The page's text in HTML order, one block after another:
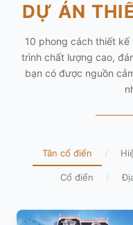
DỰ ÁN
10 phong cách thiết kế
trình chất lượng cao,
bạn có được nguồn
Tân cổ điển /
Cổ điển /